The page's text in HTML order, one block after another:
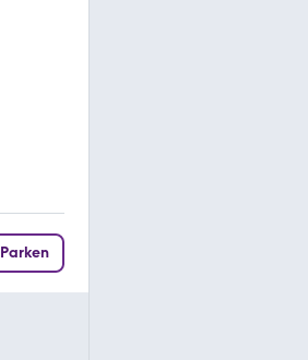
Parken